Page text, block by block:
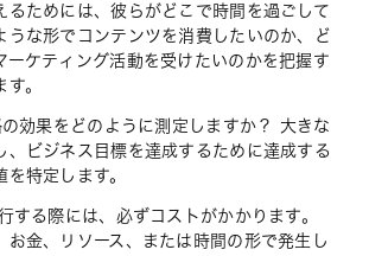
るためには、彼らがどこで時間を過ごして
うな形でコンテンツを消費したいのか、ど
ーケティング活動を受けたいのかを把握す
。
効果をどのように測定しますか？ 大きな
、ビジネス目標を達成するために達成する
特定します。
する際には、必ずコストがかかります。
お金、リソース、または時間の形で発生し